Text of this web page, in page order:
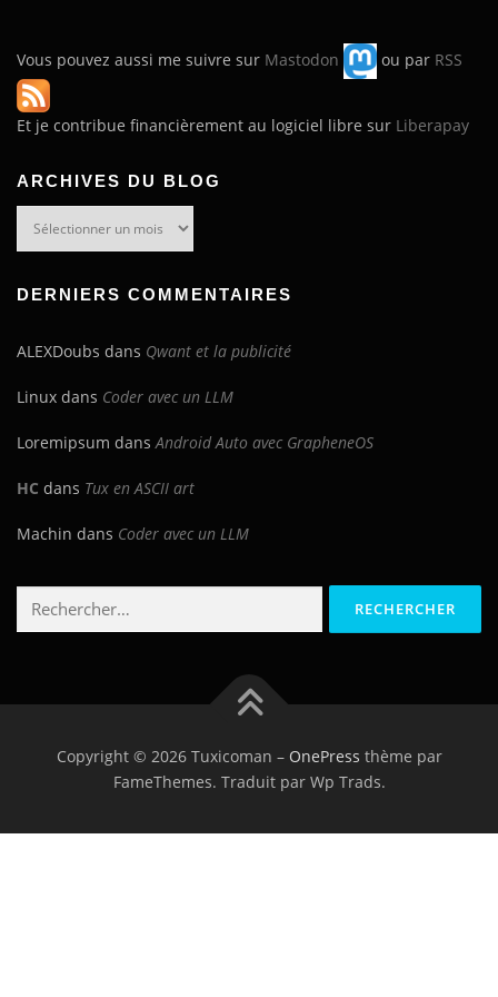
Vous pouvez aussi me suivre sur Mastodon ou par RSS
Et je contribue financièrement au logiciel libre sur Liberapay
ARCHIVES DU BLOG
DERNIERS COMMENTAIRES
ALEXDoubs dans Qwant et la publicité
Linux dans Coder avec un LLM
Loremipsum dansAndroid Auto avec GrapheneOS
HC dans Tux en ASCII art
Machin dans Coder avec un LLM
Rechercher :
Copyright © 2026 Tuxicoman – OnePress thème par
FameThemes. Traduit par Wp Trads.